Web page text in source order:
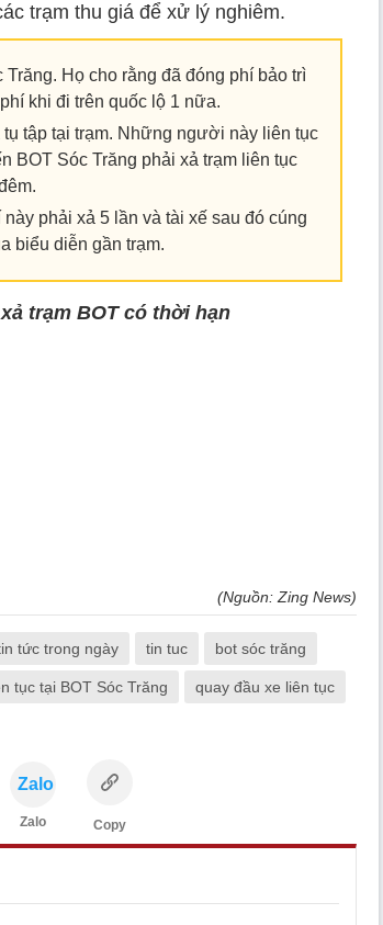
trạm thu giá để xử lý nghiêm.
Họ cho rằng đã đóng phí bảo trì
khi đi trên quốc lộ 1 nữa.
tập tại trạm. Những người này liên tục
BOT Sóc Trăng phải xả trạm liên tục
phải xả 5 lần và tài xế sau đó cúng
biểu diễn gần trạm.
trạm BOT có thời hạn
(Nguồn: Zing News)
tức trong ngày tin tuc bot sóc trăng
tục tại BOT Sóc Trăng quay đầu xe liên tục
Zalo
Zalo Copy